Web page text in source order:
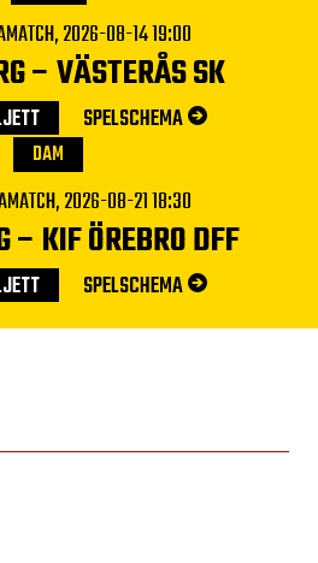
2026-08-14 19:00
–VÄSTERÅS SK
SPELSCHEMA
DAM
2026-08-21 18:30
– KIF ÖREBRO DFF
SPELSCHEMA